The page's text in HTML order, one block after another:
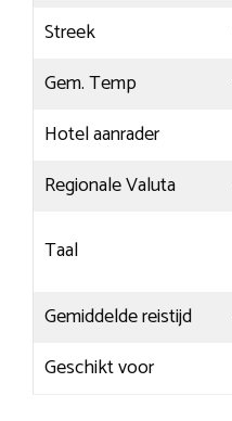
Streek
Gem. Temp
Hotel aanrader
Regionale Valuta
Taal
Gemiddelde reistijd
Geschikt voor